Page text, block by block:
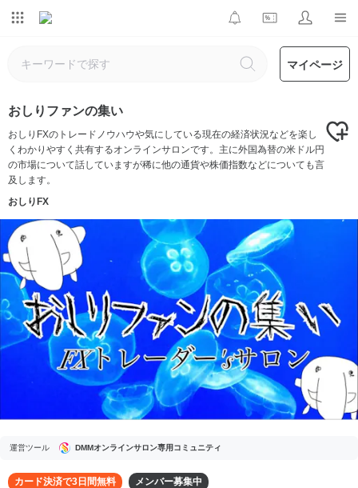
マイページ
おしりファンの集い
おしりFXのトレードノウハウや気にしている現在の経済状況などを楽し
くわかりやすく共有するオンラインサロンです。主に外国為替の米ドル円
の市場について話していますが稀に他の通貨や株価指数などについても言
及します。
おしりFX
運営ツール DMMオンラインサロン専用コミュニティ
メンバー募集中
カード決済で3日間無料